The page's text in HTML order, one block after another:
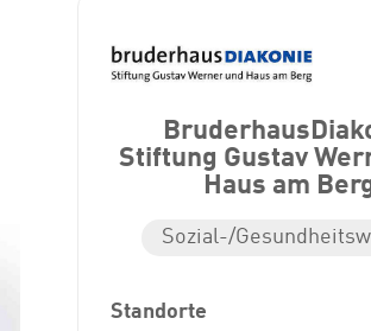
Stiftung Gustav
Haus am
Sozial-/
Standorte